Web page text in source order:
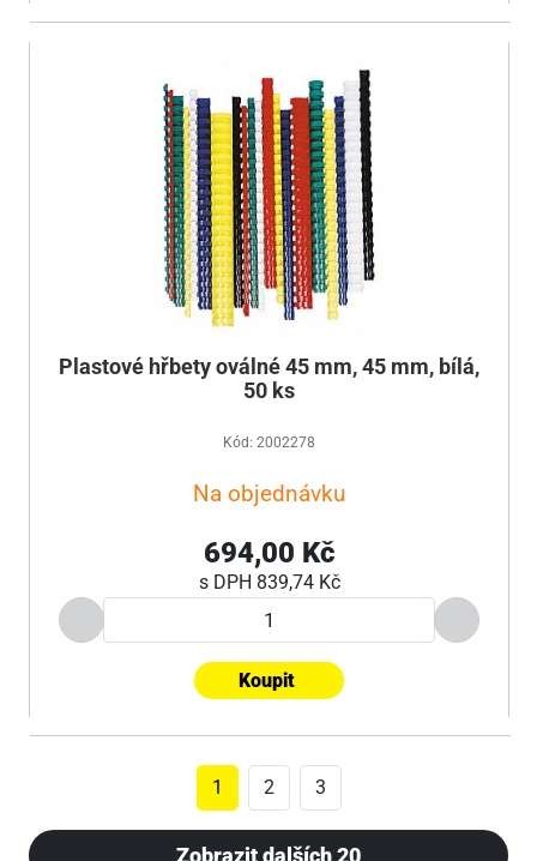
Plastové hřbety oválné 45 mm, 45 mm, bílá,
50 ks
Kód: 2002278
Na objednávku
694,00 Kč
s DPH 839,74 Kč
Koupit
1 2 3
Zobrazit dalších 20